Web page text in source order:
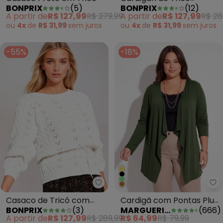
BONPRIX
(5)
A partir deR$ 127,99R$ 279,99
ou 4x de R$ 31,99 sem juros
Terracota
BONPRIX (12)
A partir deR$ 127,99R$
ou 4x de R$ 31,99 sem juros
-55%
bonprix - Casaco de Tricô
Casaco de Tricô com
Amarração Off White
BONPRIX (3)
A partir deR$ 127,99R$ 289,99
-18%
Cardigã com Pontas Plus
Size Verde Militar
MARGUERITE (666)
R$ 64,99R$ 79,99